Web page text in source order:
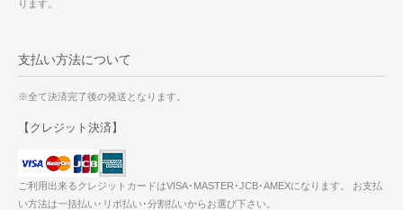
ります。
支払い方法について
※全て決済完了後の発送となります。
【クレジット決済】
ご利用出来るクレジットカードはVISA･MASTER･JCB･AMEXになります。 お支払
い方法は一括払い･リボ払い･分割払いからお選び下さい。